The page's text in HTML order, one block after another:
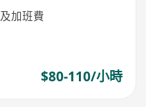
加班費
$80-110/小時